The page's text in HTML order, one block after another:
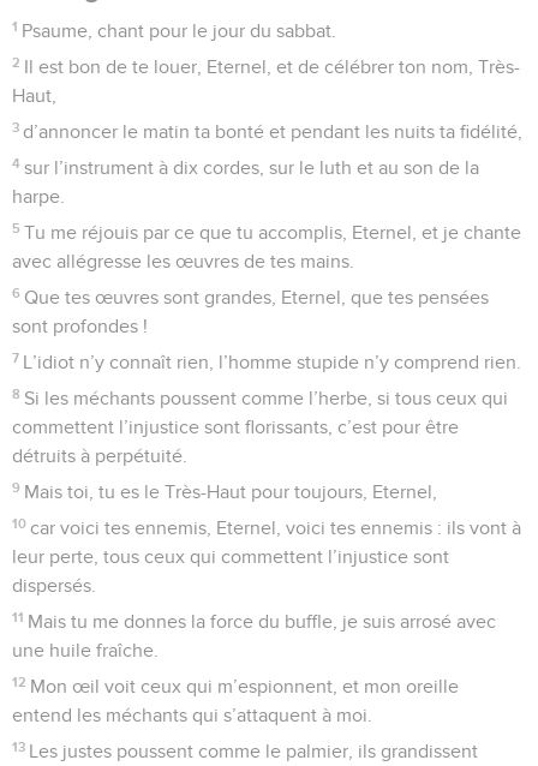
Seuls les Évangiles sont disponibles en vidéo pour le moment.
Comme on fait bien de te louer, Seigneur!
1 Celui qui habite sous l’abri du Très-Haut repose à l’ombre
du Tout-Puissant.
2 Je dis à l’Eternel : « Tu es mon refuge et ma forteresse,
mon Dieu en qui je me confie ! »
3 Oui, c’est lui qui te délivre du piège de l’oiseleur et de la
peste dévastatrice.
4 Il te couvrira de ses ailes et tu trouveras un refuge sous son
plumage. Sa fidélité est un bouclier et une cuirasse.
5 Tu ne redouteras ni les terreurs de la nuit ni la flèche qui
vole durant le jour,
6 ni la peste qui rôde dans les ténèbres ni le fléau qui frappe
en plein midi.
7 Si 1000 tombent à côté de toi et 10'000 à ta droite, tu ne
seras pas atteint.
8 Ouvre seulement les yeux, et tu verras la punition des
méchants.
9 « Oui, tu es mon refuge, Eternel ! » Tu fais du Très-Haut ta
retraite ?